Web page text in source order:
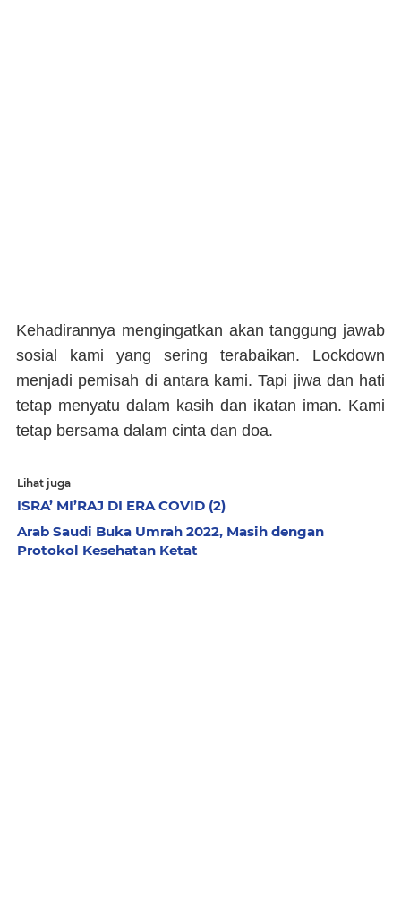
Kehadirannya mengingatkan akan tanggung jawab
sosial kami yang sering terabaikan. Lockdown
menjadi pemisah di antara kami. Tapi jiwa dan hati
tetap menyatu dalam kasih dan ikatan iman. Kami
tetap bersama dalam cinta dan doa.
Lihat juga
ISRA’ MI’RAJ DI ERA COVID (2)
Arab Saudi Buka Umrah 2022, Masih dengan
Protokol Kesehatan Ketat